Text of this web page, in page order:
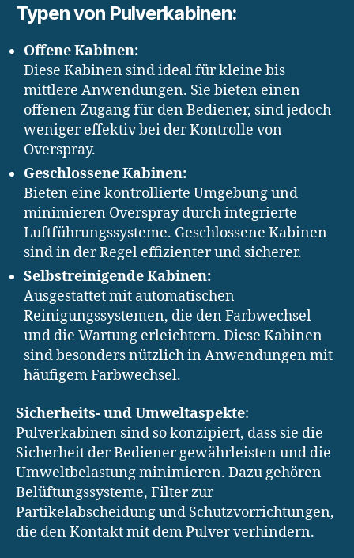
Typen von Pulverkabinen:
Offene Kabinen:
Diese Kabinen sind ideal für kleine bis
mittlere Anwendungen. Sie bieten einen
offenen Zugang für den Bediener, sind jedoch
weniger effektiv bei der Kontrolle von
Overspray.
Geschlossene Kabinen:
Bieten eine kontrollierte Umgebung und
minimieren Overspray durch integrierte
Luftführungssysteme. Geschlossene Kabinen
sind in der Regel effizienter und sicherer.
Selbstreinigende Kabinen:
Ausgestattet mit automatischen
Reinigungssystemen, die den Farbwechsel
und die Wartung erleichtern. Diese Kabinen
sind besonders nützlich in Anwendungen mit
häufigem Farbwechsel.
Sicherheits- und Umweltaspekte:
Pulverkabinen sind so konzipiert, dass sie die
Sicherheit der Bediener gewährleisten und die
Umweltbelastung minimieren. Dazu gehören
Belüftungssysteme, Filter zur
Partikelabscheidung und Schutzvorrichtungen,
die den Kontakt mit dem Pulver verhindern.